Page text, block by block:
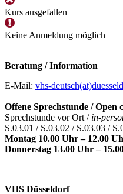
Kurs ausgefallen
Keine Anmeldung möglich
Beratung / Information
E-Mail: vhs-
Offene Sprechstunde / Open
Sprechstunde vor Ort / in-
S.03.01 / S.03.02 / S.03.03 /
Montag 10.00 Uhr – 12.00
Donnerstag 13.00 Uhr –
VHS Düsseldorf